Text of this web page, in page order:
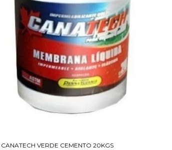
CANATECH VERDE CEMENTO 20KGS